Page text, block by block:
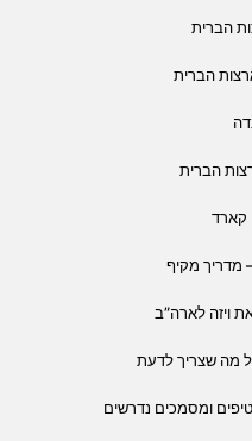
הברית
הברית
הברית
קארד
– מדריך מקיף
ויזה לארה”ב
מה שצריך לדעת
ומסמכים נדרשים